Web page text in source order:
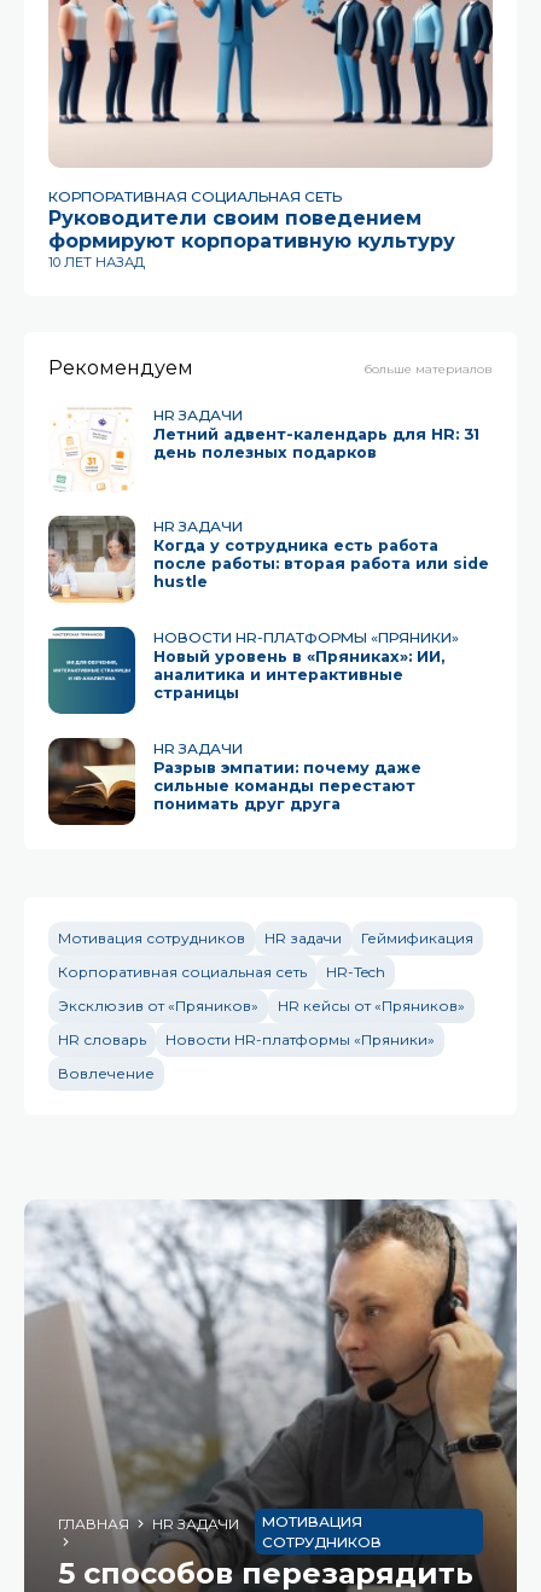
КОРПОРАТИВНАЯ СОЦИАЛЬНАЯ СЕТЬ
Руководители своим поведением
формируют корпоративную культуру
10 ЛЕТ НАЗАД
Рекомендуем больше материалов
HR ЗАДАЧИ
Летний адвент-календарь для HR: 31
день полезных подарков
HR ЗАДАЧИ
Когда у сотрудника есть работа
после работы: вторая работа или side
hustle
НОВОСТИ HR-ПЛАТФОРМЫ «ПРЯНИКИ»
Новый уровень в «Пряниках»: ИИ,
аналитика и интерактивные
страницы
HR ЗАДАЧИ
Разрыв эмпатии: почему даже
сильные команды перестают
понимать друг друга
Мотивация сотрудников HR задачи
Геймификация
Корпоративная социальная сеть
HR-Tech
Эксклюзив от «Пряников»
HR кейсы от «Пряников»
HR словарь
Новости HR-платформы «Пряники»
Вовлечение
ГЛАВНАЯ HR ЗАДАЧИ
МОТИВАЦИЯ
СОТРУДНИКОВ
5 способов перезарядить